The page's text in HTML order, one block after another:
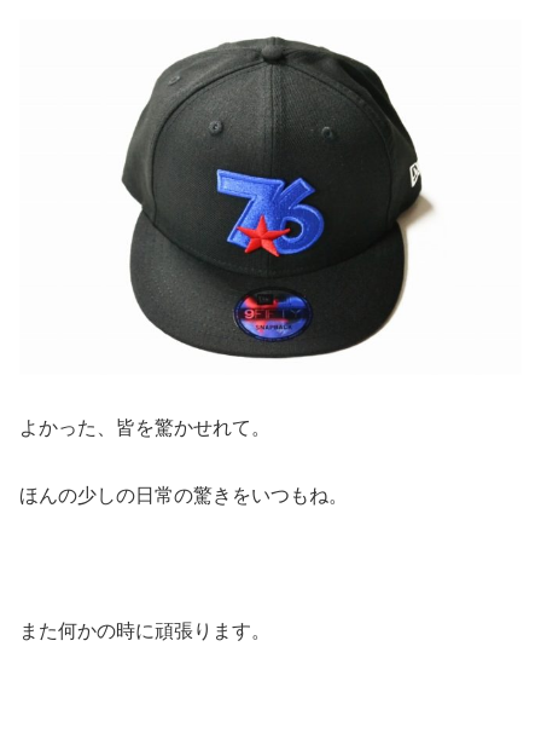
よかった、皆を驚かせれて。
ほんの少しの日常の驚きをいつもね。
また何かの時に頑張ります。